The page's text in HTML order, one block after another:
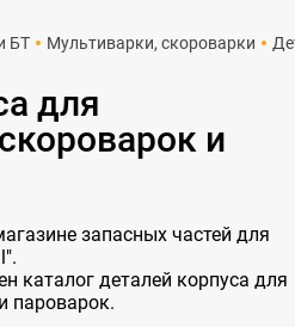
БТ Мультиварки, скороварки
для
и
запасных частей для
каталог деталей корпуса для
пароварок.